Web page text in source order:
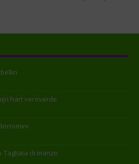
hart veroverde
Tagliata di manzo